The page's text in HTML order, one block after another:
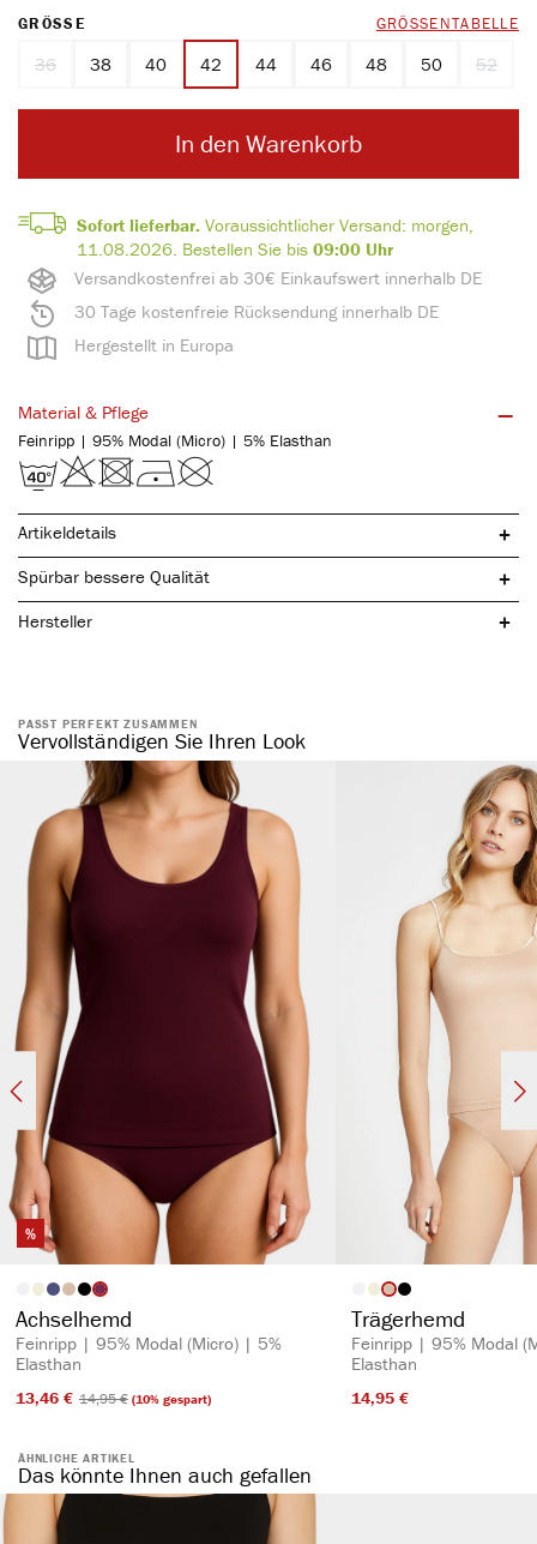
Versandkostenfrei ab 30€ Einkaufswert innerhalb DE
30 Tage kostenfreie Rücksendung innerhalb DE
Hergestellt in Europa
Sofort lieferbar. Voraussichtlicher Versand: morgen,
11.08.2026. Bestellen Sie bis 09:00 Uhr
GRÖSSE AUSWÄHLEN GRÖSSENTABELLE
36(Diese Option ist zurzeit nicht verfügbar.)
38 40 42 44 46 48 50 52(Diese
In den Warenkorb
Material & Pflege
Feinripp | 95% Modal (Micro) | 5% Elasthan
Artikeldetails
weiches Tragegefühl
perfekte Passform
atmungsaktiv
weiche Beinabschlüsse
Spürbar bessere Qualität
Hersteller
PASST PERFEKT ZUSAMMEN
Vervollständigen Sie Ihren Look
%
Artikelfarbe
Achselhemd
Feinripp | 95% Modal (Micro) | 5%
Elasthan
13,46 €​ 14,95 €​(10% gespart)
Artikelfarbe
Trägerhemd
Feinripp | 95% Modal
Elasthan
14,95 €​
ÄHNLICHE ARTIKEL
Das könnte Ihnen auch gefallen